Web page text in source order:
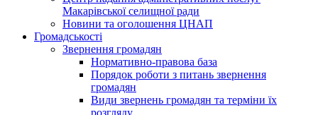
Макарівської селищної ради
Новини та оголошення ЦНАП
Громадськості
Звернення громадян
Нормативно-правова база
Порядок роботи з питань звернення
громадян
Види звернень громадян та терміни їх
розгляду